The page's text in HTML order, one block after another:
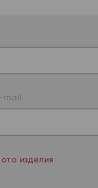
mail:
изделия